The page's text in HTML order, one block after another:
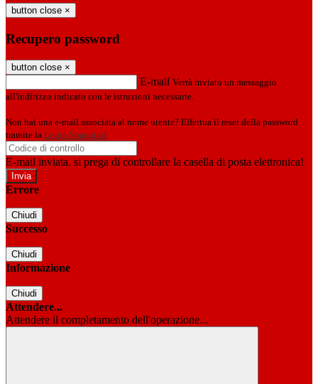
button close ×
Recupero password
button close ×
E-mail Verrà inviato un messaggio
all'indirizzo indicato con le istruzioni necessarie.
Non hai una e-mail associata al nome utente? Effettua il reset della password
tramite la Login Spaggiari
E-mail inviata, si prega di controllare la casella di posta elettronica!
Errore
Chiudi
Successo
Chiudi
Informazione
Chiudi
Attendere...
Attendere il completamento dell'operazione...